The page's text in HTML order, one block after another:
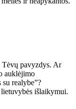
pavyzdys. Ar
auklėjimo
realybe”?
išlaikymui.